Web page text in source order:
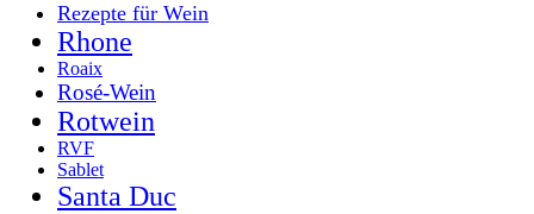
Rezepte für Wein
Rhone
Roaix
Rosé-Wein
Rotwein
RVF
Sablet
Santa Duc